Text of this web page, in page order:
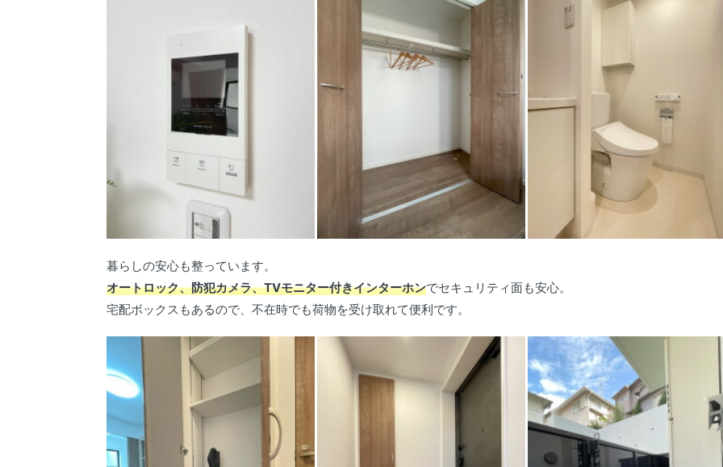
暮らしの安心も整っています。
オートロック、防犯カメラ、TVモニター付きインターホンでセキュリティ面も安心。
宅配ボックスもあるので、不在時でも荷物を受け取れて便利です。